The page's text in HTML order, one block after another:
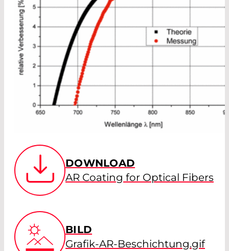
DOWNLOAD
AR Coating for Optical Fibers
BILD
Grafik-AR-Beschichtung.gif